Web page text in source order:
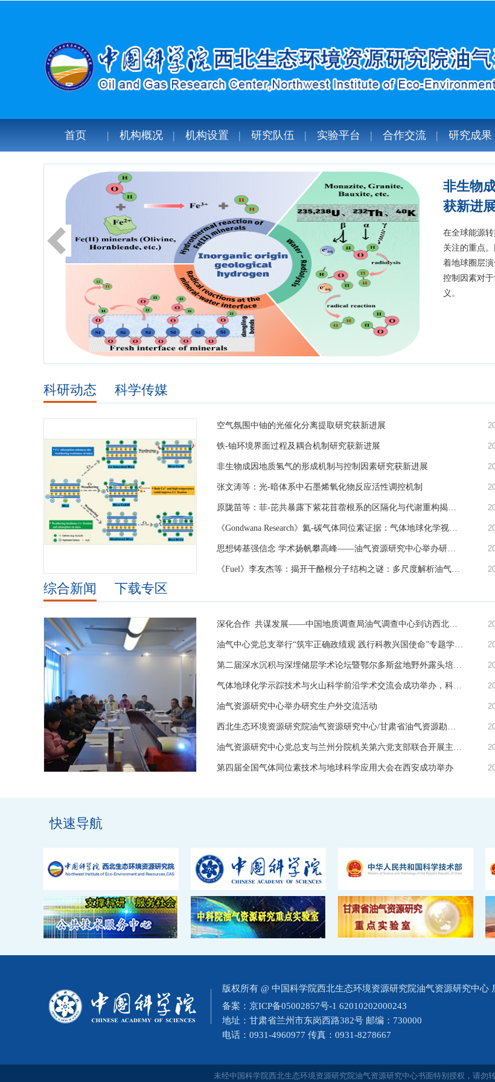
首页 机构概况 机构设置 研究队伍 实验平台 合作交流 研究成果
“聚焦
态环境
2026年1月
甘肃省油气
次年会以“深
国石油勘探
理工大学、
科研动态 科学传媒
空气氛围中铀的光催化分离提取研究获新进展
铁-铀环境界面过程及耦合机制研究获新进展
非生物成因地质氢气的形成机制与控制因素研究获新进展
张文涛等：光-暗体系中石墨烯氧化物反应活性调控机制
原陇苗等：菲-芘共暴露下紫花苜蓿根系的区隔化与代谢重构揭示氧化胁迫及...
《Gondwana Research》氦-碳气体同位素证据：气体地球化学视角下的青藏...
思想铸基强信念 学术扬帆攀高峰——油气资源研究中心举办研究生学术沙龙
《Fuel》李友杰等：揭开干酪根分子结构之谜：多尺度解析油气生成关键机制
综合新闻 下载专区
深化合作 共谋发展——中国地质调查局油气调查中心到访西北研究院油气中心
油气中心党总支举行“筑牢正确政绩观 践行科教兴国使命”专题学习会
第二届深水沉积与深埋储层学术论坛暨鄂尔多斯盆地野外露头培训活动成功举办
气体地球化学示踪技术与火山科学前沿学术交流会成功举办，科研与技术深...
油气资源研究中心举办研究生户外交流活动
西北生态环境资源研究院油气资源研究中心/甘肃省油气资源勘探与评价重点...
油气资源研究中心党总支与兰州分院机关第六党支部联合开展主题党日活动
第四届全国气体同位素技术与地球科学应用大会在西安成功举办
快速导航
版权所有 @ 中国科学院西北生态环境资源研究院油气资源研究中心
备案： 京ICP备05002857号-1 62010202000243
地址：甘肃省兰州市东岗西路382号 邮编：730000
电话：0931-4960977 传真：0931-8278667
未经中国科学院西北生态环境资源研究院油气资源研究中心书面特别授权，请勿